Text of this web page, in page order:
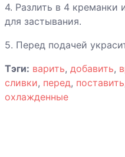
Яйца печеные с
беконом
Яйца печеные с
креветками и
4. Разлить в 4 креманки
для застывания.
5. Перед подачей
Тэги: варить, добавить,
сливки, перед, поставить
охлажденные